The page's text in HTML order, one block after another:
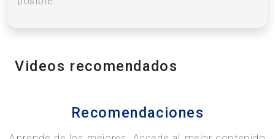
Videos recomendados
Recomendaciones